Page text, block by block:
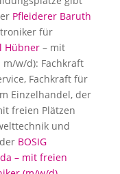
Pfleiderer Baruth
für
Hübner – mit
w/d): Fachkraft
Fachkraft für
Einzelhandel, der
freien Plätzen
und
BOSIG
– mit freien